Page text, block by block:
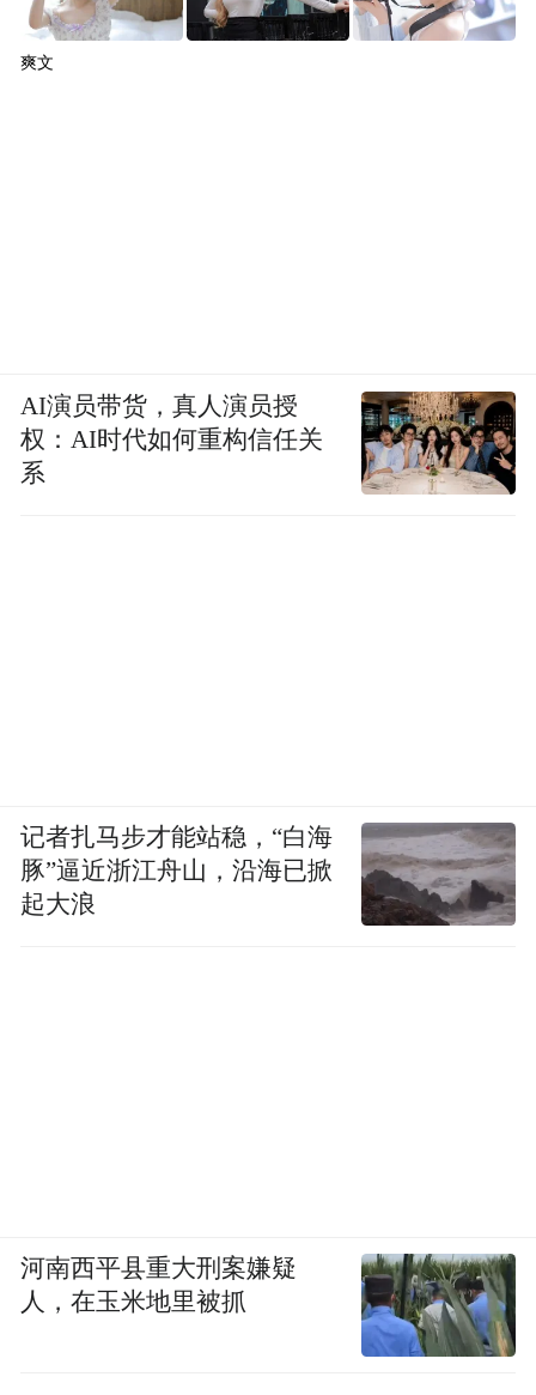
爽文
AI演员带货，真人演员授
权：AI时代如何重构信任关
系
记者扎马步才能站稳，“白海
豚”逼近浙江舟山，沿海已掀
起大浪
河南西平县重大刑案嫌疑
人，在玉米地里被抓